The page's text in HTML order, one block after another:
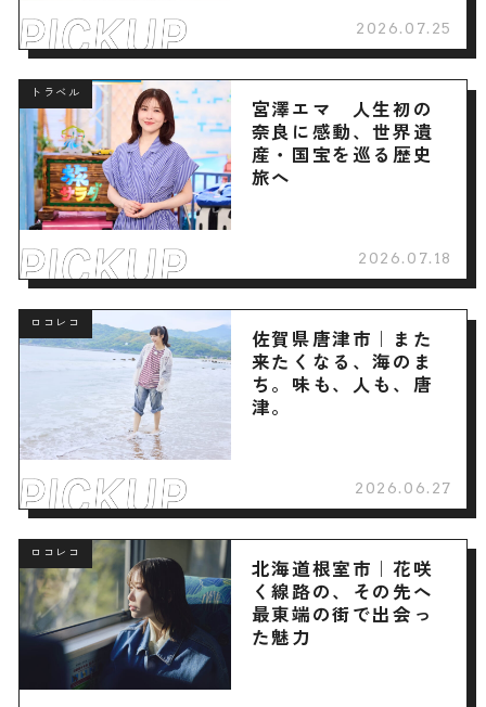
2026.07.25
トラベル
宮澤エマ 人生初の
奈良に感動、世界遺
産・国宝を巡る歴史
旅へ
2026.07.18
ロコレコ
佐賀県唐津市｜また
来たくなる、海のま
ち。味も、人も、唐
津。
2026.06.27
ロコレコ
北海道根室市｜花咲
く線路の、その先へ
最東端の街で出会っ
た魅力